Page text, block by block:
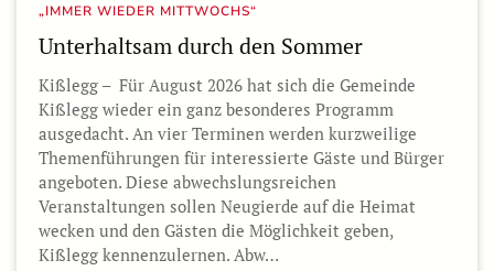
„IMMER WIEDER MITTWOCHS“
Unterhaltsam durch den Sommer
Kißlegg – Für August 2026 hat sich die Gemeinde
Kißlegg wieder ein ganz besonderes Programm
ausgedacht. An vier Terminen werden kurzweilige
Themenführungen für interessierte Gäste und Bürger
angeboten. Diese abwechslungsreichen
Veranstaltungen sollen Neugierde auf die Heimat
wecken und den Gästen die Möglichkeit geben,
Kißlegg kennenzulernen. Abw…